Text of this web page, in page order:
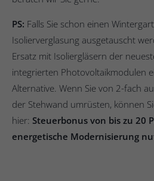
PS: Falls Sie schon einen
Isolierverglasung ausgetauscht
Ersatz mit Isoliergläsern der
integrierten Photovoltaikmodulen
Alternative. Wenn Sie von 2-fach
der Stehwand umrüsten, können
hier: Steuerbonus von bis zu 20
energetische Modernisierung